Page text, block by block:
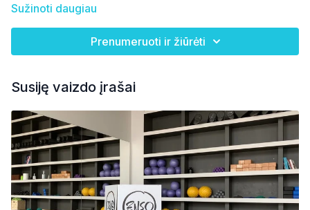
Sužinoti daugiau
Prenumeruoti ir žiūrėti
Susiję vaizdo įrašai